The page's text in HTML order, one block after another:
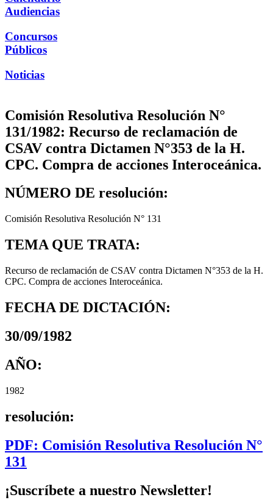
Audiencias
Concursos
Públicos
Noticias
Comisión Resolutiva Resolución N°
131/1982: Recurso de reclamación de
CSAV contra Dictamen N°353 de la H.
CPC. Compra de acciones Interoceánica.
NÚMERO DE resolución:
Comisión Resolutiva Resolución N° 131
TEMA QUE TRATA:
Recurso de reclamación de CSAV contra Dictamen N°353 de la H.
CPC. Compra de acciones Interoceánica.
FECHA DE DICTACIÓN:
30/09/1982
AÑO:
1982
resolución:
PDF: Comisión Resolutiva Resolución N°
131
¡Suscríbete a nuestro Newsletter!